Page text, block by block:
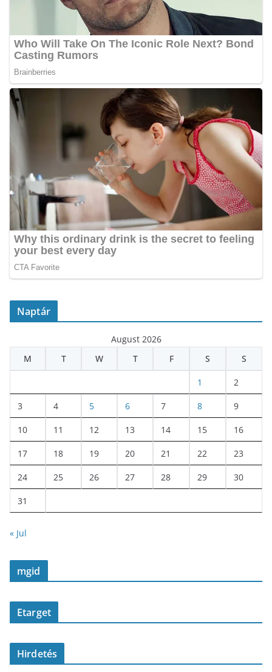
Naptár
August 2026
M
T W T F S S
1 2
3 4 5 6 7 8 9
10 11 12 13 14 15 16
17 18 19 20 21 22 23
24 25 26 27 28 29 30
31
« Jul
mgid
Etarget
Hirdetés